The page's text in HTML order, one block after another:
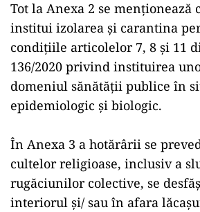
Tot la Anexa 2 se menţionează
institui izolarea şi carantina
condiţiile articolelor 7, 8 şi 11
136/2020 privind instituirea
domeniul sănătăţii publice în
epidemiologic şi biologic.
În Anexa 3 a hotărârii se
cultelor religioase, inclusiv a
rugăciunilor colective, se
interiorul şi/ sau în afara